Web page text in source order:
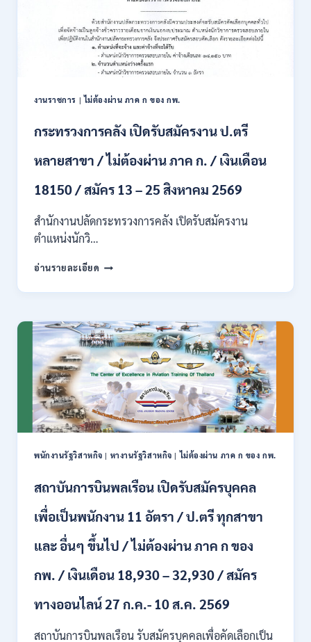
สอบ
แข่งขัน
เพื่อ
บรรจุ
เป็น
44
/
และ
ทุก
อื่นๆ
ผ่าน
สมัคร
ได้
/
เงิน
เดือน
สูงสุด
23,600
/
ONLINE
13
ส.ค.
งานราชการ |ไม่ต้องผ่าน ภาค ก ของ กพ.
กระทรวงการคลัง เปิดรับสมัครงาน ป.ตรี
หลายสาขา / ไม่ต้องผ่าน ภาค ก. / เงินเดือน
18150 / สมัคร 13 – 25 สิงหาคม 2569
สำนักงานปลัดกระทรวงการคลัง เปิดรับสมัครงาน
ตำแหน่งนักวิ…
อ่านรายละเอียด กระทรวง
คลัง
รับ
สมัคร
งาน
ป.ตรี
หลาย
สาขา
/
ไม่
ต้อง
ภาค
/
เดือน
/
13
–
25
สิงหาคม
พนักงานรัฐวิสาหกิจ | หางานรัฐวิสาหกิจ |ไม่ต้องผ่าน ภาค ก ของ กพ.
สถาบันการบินพลเรือน เปิดรับสมัครบุคคล
เพื่อเป็นพนักงาน 11 อัตรา / ป.ตรี ทุกสาขา
และ อื่นๆ ขึ้นไป / ไม่ต้องผ่าน ภาค ก ของ
กพ. / เงินเดือน 18,930 – 32,930 / สมัคร
ทางออนไลน์ 27 ก.ค.- 10 ส.ค. 2569
สถาบันการบินพลเรือน รับสมัครบุคคลเพื่อคัดเลือกเป็น